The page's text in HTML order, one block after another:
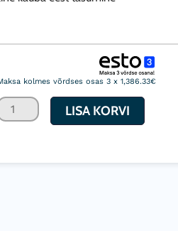
kolmes võrdses osas 3 x 1,386.33€
20000mg/h
LISA KORVI